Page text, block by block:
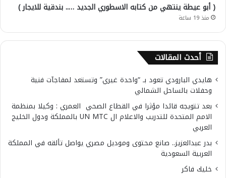
( أبو عيطة ينتهي من كتابه الاسطوري الجديد ….. بندقية للايجار )
منذ 19 ساعة
أحدث المقالات
هايدي البارودي تعود بـ “واحدة غيري” وتستعد لمفاجآت فنية
وحفلات بالساحل الشمالي
بعد تتويجه قائدا مؤثرا في القطاع الصحي العمري : وكيلا بمنظمة
الامم المتحدة للتدريب والاعلام ال UN MTC بالمملكة ودول الخليج
العربي
بدر عبدالعزيز.. صانع محتوى وموديل مصري يواصل تألقه في المملكة
العربية السعودية
خليك فاكر